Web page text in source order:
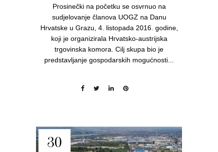
Prosinečki na početku se osvrnuo na
sudjelovanje članova UOGZ na Danu
Hrvatske u Grazu, 4. listopada 2016. godine,
koji je organizirala Hrvatsko-austrijska
trgovinska komora. Cilj skupa bio je
predstavljanje gospodarskih mogućnosti...
30